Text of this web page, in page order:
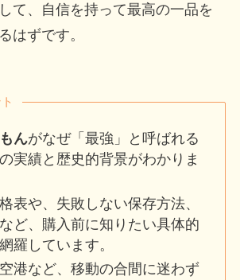
て、自信を持って最高の一品を
はずです。
んがなぜ「最強」と呼ばれる
実績と歴史的背景がわかりま
表や、失敗しない保存方法、
ど、購入前に知りたい具体的
羅しています。
港など、移動の合間に迷わず